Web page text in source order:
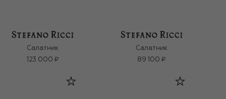
Салатник
123 000 ₽
Салатник
89 100 ₽